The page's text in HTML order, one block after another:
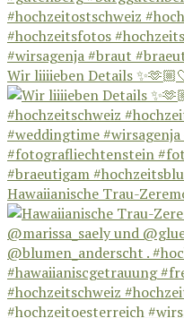
Wir liiiieben Details
Hawaiianische Trau-